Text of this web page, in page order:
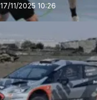
17/11/2025 10:26